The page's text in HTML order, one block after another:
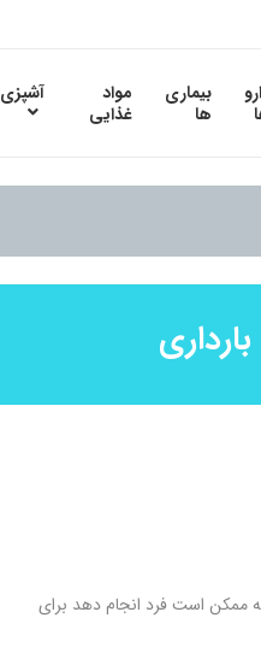
بیماری
ها
مواد
غذایی
آشپزی
ممکن است فرد انجام دهد برای